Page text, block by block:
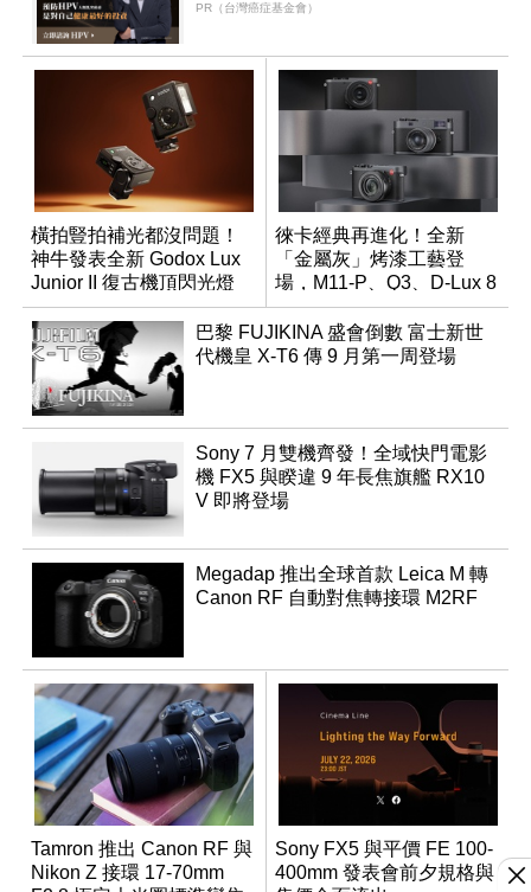
PR（台灣癌症基金會）
橫拍豎拍補光都沒問題！
神牛發表全新 Godox Lux
Junior II 復古機頂閃光燈
徠卡經典再進化！全新
「金屬灰」烤漆工藝登
場，M11-P、Q3、D-Lux 8
領銜換裝
巴黎 FUJIKINA 盛會倒數 富士新世
代機皇 X-T6 傳 9 月第一周登場
Sony 7 月雙機齊發！全域快門電影
機 FX5 與睽違 9 年長焦旗艦 RX10
V 即將登場
Megadap 推出全球首款 Leica M 轉
Canon RF 自動對焦轉接環 M2RF
Tamron 推出 Canon RF 與
Nikon Z 接環 17-70mm
Sony FX5 與平價 FE 100-
400mm 發表會前夕規格與